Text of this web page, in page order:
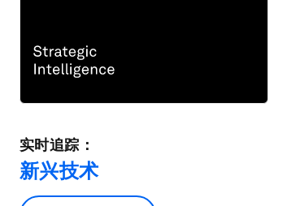
实时追踪：
新兴技术